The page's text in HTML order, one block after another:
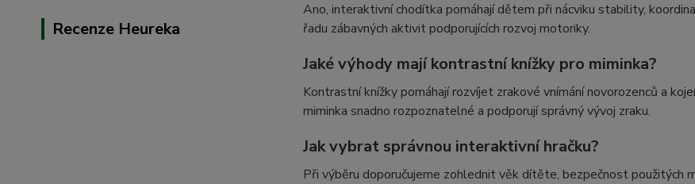
Recenze Heureka
Ano, interaktivní chodítka pomáhají dětem při nácviku stability,
řadu zábavných aktivit podporujících rozvoj motoriky.
Jaké výhody mají kontrastní knížky pro miminka?
Kontrastní knížky pomáhají rozvíjet zrakové vnímání novorozenců a
miminka snadno rozpoznatelné a podporují správný vývoj zraku.
Jak vybrat správnou interaktivní hračku?
Při výběru doporučujeme zohlednit věk dítěte, bezpečnost použitých